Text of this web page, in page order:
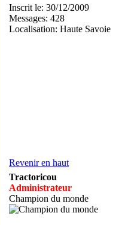
Inscrit le: 30/12/2009
Messages: 428
Localisation: Haute Savoie
Revenir en haut
Tractoricou
Administrateur
Champion du monde